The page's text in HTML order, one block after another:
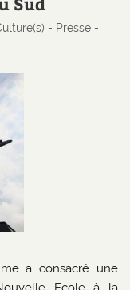
- Presse -
a consacré une